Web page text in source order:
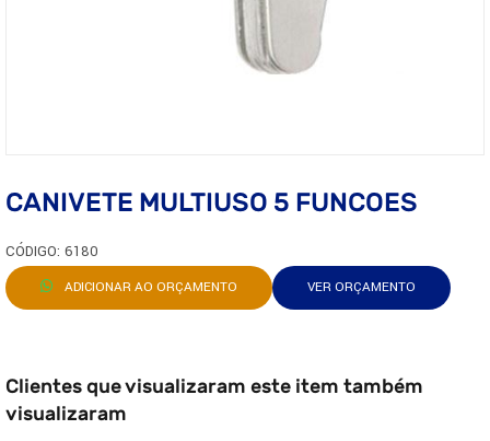
CANIVETE MULTIUSO 5 FUNCOES
CÓDIGO: 6180
ADICIONAR AO ORÇAMENTO VER ORÇAMENTO
Clientes que visualizaram este item também
visualizaram